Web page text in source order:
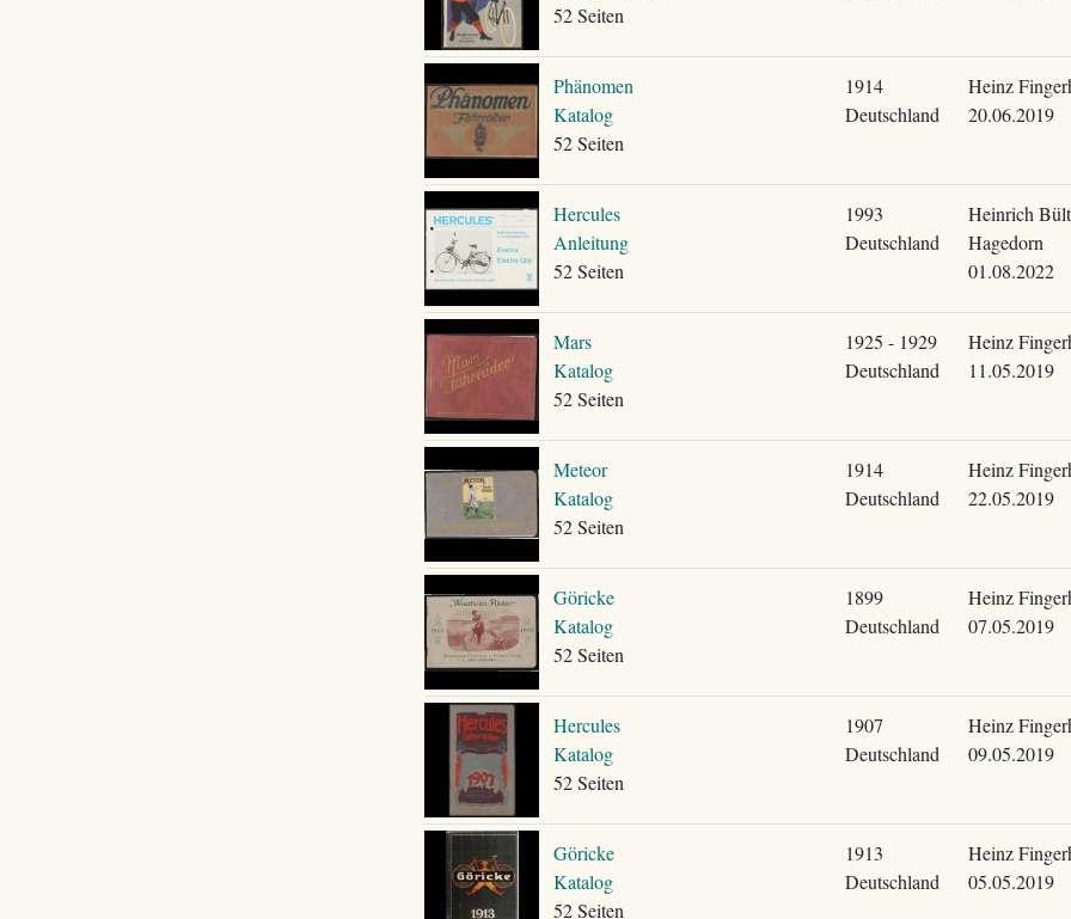
52 Seiten
Phänomen
Katalog
52 Seiten
1914
Deutschland
Heinz
20.06.2019
Hercules
Anleitung
52 Seiten
1993
Deutschland
Heinrich
Hagedorn
01.08.2022
Mars
Katalog
52 Seiten
1925 - 1929
Deutschland
Heinz
11.05.2019
Meteor
Katalog
52 Seiten
1914
Deutschland
Heinz
22.05.2019
Göricke
Katalog
52 Seiten
1899
Deutschland
Heinz
07.05.2019
Hercules
Katalog
52 Seiten
1907
Deutschland
Heinz
09.05.2019
Göricke
Katalog
52 Seiten
1913
Deutschland
Heinz
05.05.2019